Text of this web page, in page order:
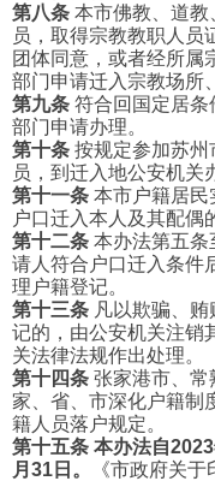
第八条 本市佛教、道教
员，取得宗教教职人员
团体同意，或者经所属
部门申请迁入宗教场所
第九条 符合回国定居条
部门申请办理。
第十条 按规定参加苏州
员，到迁入地公安机关
第十一条 本市户籍居民
户口迁入本人及其配偶
第十二条 本办法第五条
请人符合户口迁入条件
理户籍登记。
第十三条 凡以欺骗、
记的，由公安机关注销
关法律法规作出处理。
第十四条 张家港市、常
家、省、市深化户籍制
籍人员落户规定。
第十五条 本办法自
月31日。
《市政府关